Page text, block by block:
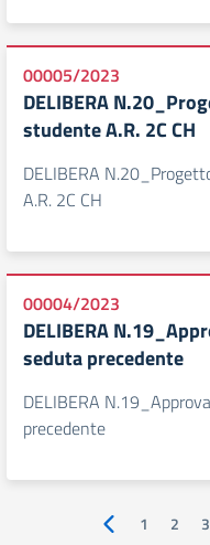
00005/2023
DELIBERA
studente A.R. 2C CH
DELIBERA
A.R. 2C CH
00004/2023
DELIBERA
seduta precedente
DELIBERA
precedente
Pagina
1 2 3